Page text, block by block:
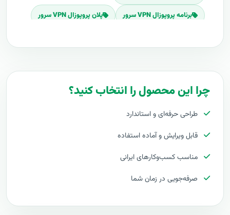
برنامه پروپوزال VPN سرور پلان پروپوزال VPN سرور
چرا این محصول را انتخاب کنید؟
طراحی حرفه‌ای و استاندارد
قابل ویرایش و آماده استفاده
مناسب کسب‌وکارهای ایرانی
صرفه‌جویی در زمان شما